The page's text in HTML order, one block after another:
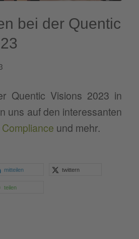
bei der Quentic
Quentic Visions 2023 in
uns auf den interessanten
Compliance und mehr.
mitteilen twittern
teilen